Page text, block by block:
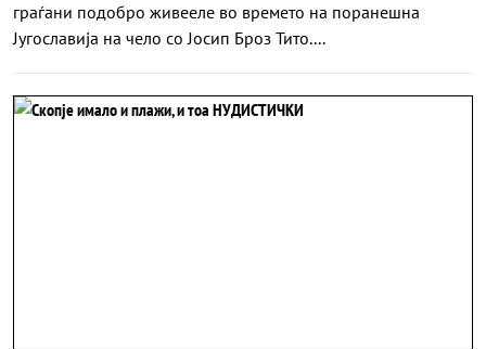
граѓани подобро живееле во времето на поранешна
Југославија на чело со Јосип Броз Тито....